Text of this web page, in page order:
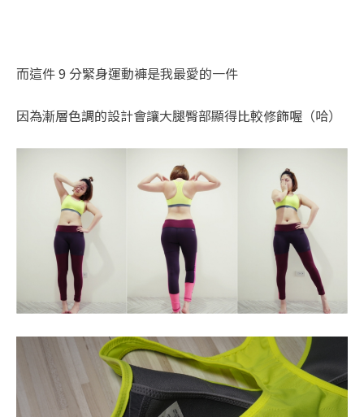
而這件 9 分緊身運動褲是我最愛的一件
因為漸層色調的設計會讓大腿臀部顯得比較修飾喔（哈）